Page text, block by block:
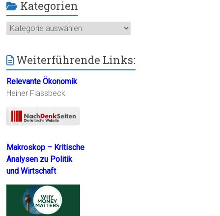
Kategorien
Kategorien
Weiterführende Links:
Relevante Ökonomik
Heiner Flassbeck
Makroskop – Kritische
Analysen zu Politik
und Wirtschaft